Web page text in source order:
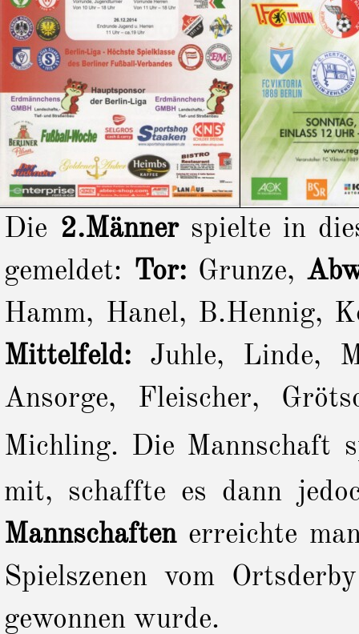
Die 2.Männer spielte in
gemeldet: Tor: Grunze,
Hamm, Hanel, B.Hennig,
Mittelfeld: Juhle, Linde,
Ansorge, Fleischer,
Michling. Die Mannschaft
mit, schaffte es dann
Mannschaftenerreichte
Spielszenen vom
gewonnen wurde.